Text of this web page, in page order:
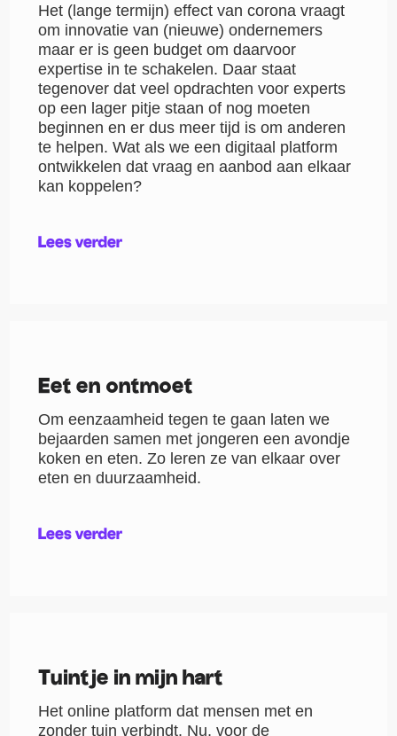
Het (lange termijn) effect van corona vraagt
om innovatie van (nieuwe) ondernemers
maar er is geen budget om daarvoor
expertise in te schakelen. Daar staat
tegenover dat veel opdrachten voor experts
op een lager pitje staan of nog moeten
beginnen en er dus meer tijd is om anderen
te helpen. Wat als we een digitaal platform
ontwikkelen dat vraag en aanbod aan elkaar
kan koppelen?
Lees verder
Eet en ontmoet
Om eenzaamheid tegen te gaan laten we
bejaarden samen met jongeren een avondje
koken en eten. Zo leren ze van elkaar over
eten en duurzaamheid.
Lees verder
Tuintje in mijn hart
Het online platform dat mensen met en
zonder tuin verbindt. Nu, voor de